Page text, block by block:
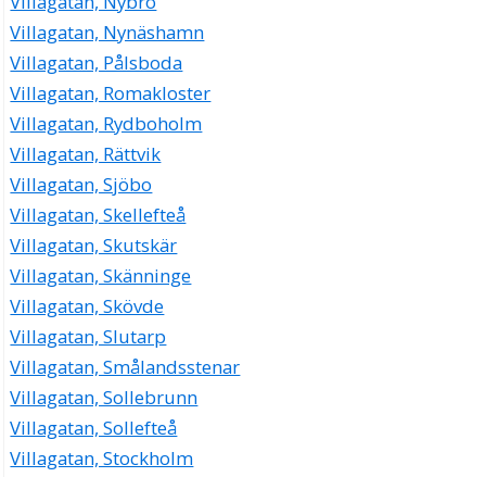
Villagatan, Nynäshamn
Villagatan, Pålsboda
Villagatan, Romakloster
Villagatan, Rydboholm
Villagatan, Rättvik
Villagatan, Sjöbo
Villagatan, Skellefteå
Villagatan, Skutskär
Villagatan, Skänninge
Villagatan, Skövde
Villagatan, Slutarp
Villagatan, Smålandsstenar
Villagatan, Sollebrunn
Villagatan, Sollefteå
Villagatan, Stockholm